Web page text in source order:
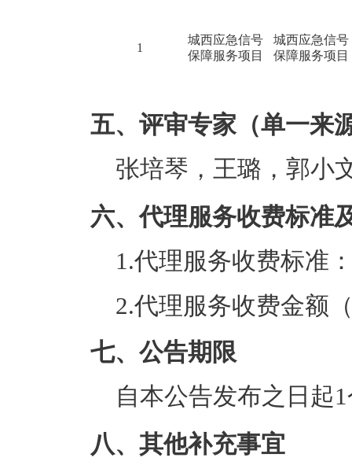
1
城西应急信号
保障服务项目
城西应急信号
保障服务项目
五、评审专家（单一来
张培琴，王璐，郭小
六、代理服务收费标准
1.代理服务收费标准
2.代理服务收费金额
七、公告期限
自本公告发布之日起
八、其他补充事宜